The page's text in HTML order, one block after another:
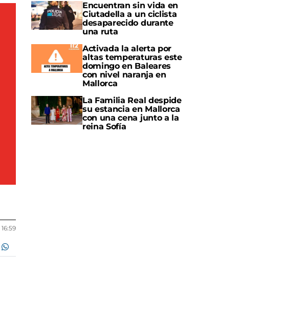
16:59
Encuentran sin vida en
Ciutadella a un ciclista
desaparecido durante
una ruta
Activada la alerta por
altas temperaturas este
domingo en Baleares
con nivel naranja en
Mallorca
La Familia Real despide
su estancia en Mallorca
con una cena junto a la
reina Sofía